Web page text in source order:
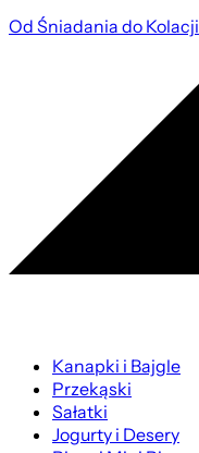
Od Śniadania do Kolacji
Kanapki i Bajgle
Przekąski
Sałatki
Jogurty i Desery